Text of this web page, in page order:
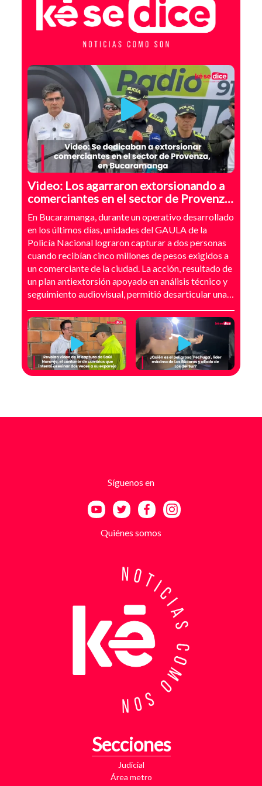
Video: Los agarraron extorsionando a
comerciantes en el sector de Provenza,
Bucaramanga
En Bucaramanga, durante un operativo desarrollado
en los últimos días, unidades del GAULA de la
Policía Nacional lograron capturar a dos personas
cuando recibían cinco millones de pesos exigidos a
un comerciante de la ciudad. La acción, resultado de
un plan antiextorsión apoyado en análisis técnico y
seguimiento audiovisual, permitió desarticular una
digitales, suplantación de grupos armados y presión
directa sobre establecimientos comerciales. La
investigación no comenzó con la captura, sino con el
temor de un comerciante que empezó a recibir
mensajes y llamadas en las que le exigían dinero a
a las amenazas. Las exigencias económicas variaban
entre uno y cinco millones de pesos, dependiendo de
la supuesta “capacidad de pago” de cada víctima. A
antiextorsión que se extendió por varios sectores
investigadores revisaron más de 200 cámaras de
seguridad públicas y privadas, además de analizar
cerca de 300 horas de grabaciones, con el objetivo
de reconstruir los movimientos de los sospechosos
y establecer patrones de comportamiento. Ese
seguimiento permitió identificar no solo el punto y
la modalidad de entrega del dinero, sino también la
posible existencia de otras víctimas que habrían
sido contactadas bajo el mismo esquema de
intimidación. Con la información recopilada, se
coordinó el operativo que culminó con la captura en
flagrancia. El procedimiento se realizó en el
extorsión. En su poder fueron hallados varios
elementos que ahora hacen parte del proceso
judicial, entre ellos una motocicleta utilizada para
los desplazamientos, dos teléfonos celulares y
Síguenos en
Quiénes somos
Secciones
Judicial
Área metro